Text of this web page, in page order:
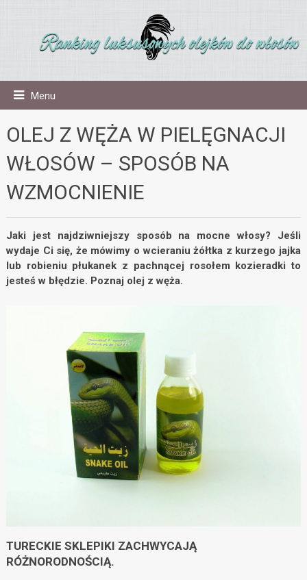
Menu
OLEJ Z WĘŻA W PIELĘGNACJI
WŁOSÓW – SPOSÓB NA
WZMOCNIENIE
Jaki jest najdziwniejszy sposób na mocne włosy? Jeśli
wydaje Ci się, że mówimy o wcieraniu żółtka z kurzego jajka
lub robieniu płukanek z pachnącej rosołem kozieradki to
jesteś w błędzie. Poznaj olej z węża.
TURECKIE SKLEPIKI ZACHWYCAJĄ
RÓŻNORODNOŚCIĄ.